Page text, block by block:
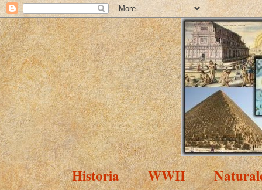
Historia WWII